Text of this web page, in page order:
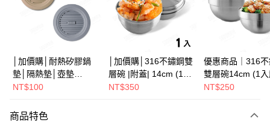
街口支付
Google Pay
全盈+PAY
│加價購│耐熱矽膠鍋
墊│隔熱墊│壺墊
NT$100
│加價購│316不鏽鋼雙
層碗 |附蓋| 14cm (1入
散裝) SG0141
NT$350
優惠商品｜316
雙層碗14cm (1
SG0140
NT$250
商品特色